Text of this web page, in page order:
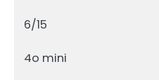
6/15
4o mini